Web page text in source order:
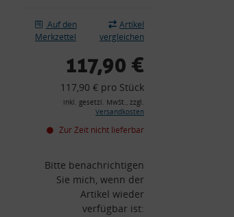
Auf den
Merkzettel
Artikel
vergleichen
117,90 €
117,90 € pro Stück
inkl. gesetzl. MwSt., zzgl.
Versandkosten
Zur Zeit nicht lieferbar
Bitte benachrichtigen
Sie mich, wenn der
Artikel wieder
verfügbar ist: